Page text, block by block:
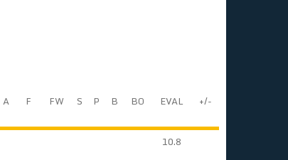
A
F FW S P B BO EVAL
+/-
10.8